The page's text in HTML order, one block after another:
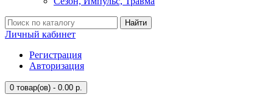
Найти
Личный кабинет
Регистрация
Авторизация
0 товар(ов) - 0.00 р.